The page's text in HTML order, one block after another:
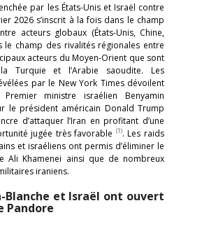
par les États-Unis et Israël contre
2026 s’inscrit à la fois dans le champ
acteurs globaux (États-Unis, Chine,
le champ des rivalités régionales entre
acteurs du Moyen-Orient que sont
Turquie et l’Arabie saoudite. Les
par le New York Times dévoilent
Premier ministre israélien Benyamin
le président américain Donald Trump
d’attaquer l’Iran en profitant d’une
jugée très favorable (1). Les raids
et israéliens ont permis d’éliminer le
Ali Khamenei ainsi que de nombreux
iraniens.
Blanche et Israël ont ouvert
Pandore